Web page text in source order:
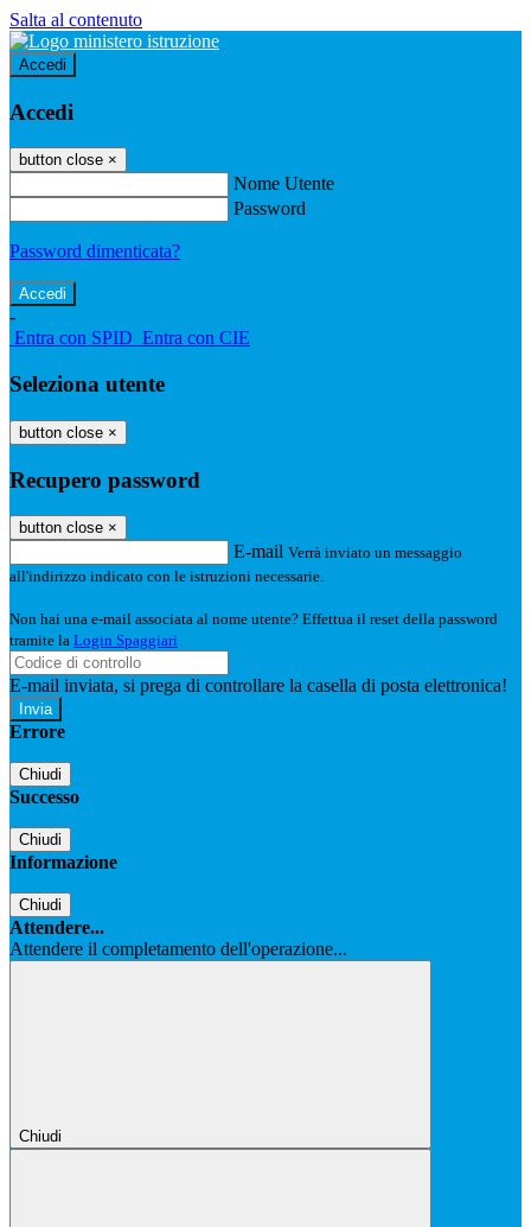
Salta al contenuto
Accedi
Accedi
button close ×
Nome Utente
Password
Password dimenticata?
-
Entra con SPID Entra con CIE
Seleziona utente
button close ×
Recupero password
button close ×
E-mail Verrà inviato un messaggio
all'indirizzo indicato con le istruzioni necessarie.
Non hai una e-mail associata al nome utente? Effettua il reset della password
tramite la Login Spaggiari
E-mail inviata, si prega di controllare la casella di posta elettronica!
Errore
Chiudi
Successo
Chiudi
Informazione
Chiudi
Attendere...
Attendere il completamento dell'operazione...
Chiudi